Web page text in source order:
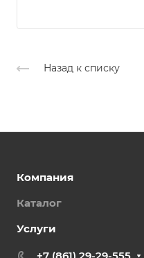
Назад к списку
Компания
Каталог
Услуги